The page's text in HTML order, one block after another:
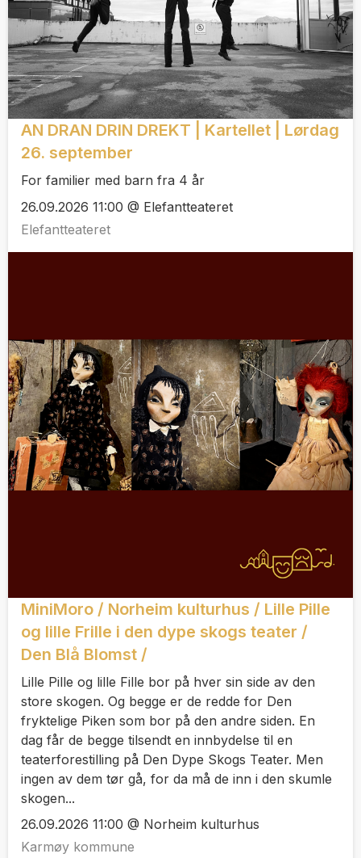
AN DRAN DRIN DREKT | Kartellet | Lørdag
26. september
For familier med barn fra 4 år
26.09.2026 11:00 @ Elefantteateret
Elefantteateret
MiniMoro / Norheim kulturhus / Lille Pille
og lille Frille i den dype skogs teater /
Den Blå Blomst /
Lille Pille og lille Fille bor på hver sin side av den
store skogen. Og begge er de redde for Den
fryktelige Piken som bor på den andre siden. En
dag får de begge tilsendt en innbydelse til en
teaterforestilling på Den Dype Skogs Teater. Men
ingen av dem tør gå, for da må de inn i den skumle
skogen...
26.09.2026 11:00 @ Norheim kulturhus
Karmøy kommune